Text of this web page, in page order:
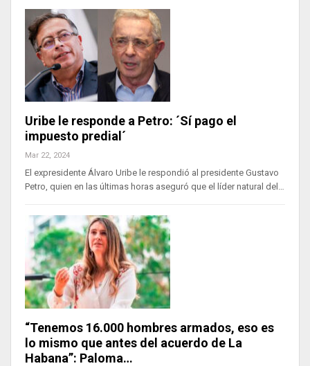
Uribe le responde a Petro: ´Sí pago el
impuesto predial´
Mar 22, 2024
El expresidente Álvaro Uribe le respondió al presidente Gustavo
Petro, quien en las últimas horas aseguró que el líder natural del…
“Tenemos 16.000 hombres armados, eso es
lo mismo que antes del acuerdo de La
Habana”: Paloma…